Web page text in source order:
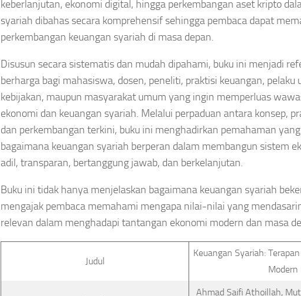
keberlanjutan, ekonomi digital, hingga perkembangan aset kripto
syariah dibahas secara komprehensif sehingga pembaca dapat
perkembangan keuangan syariah di masa depan.
Disusun secara sistematis dan mudah dipahami, buku ini menjadi
berharga bagi mahasiswa, dosen, peneliti, praktisi keuangan, pelaku
kebijakan, maupun masyarakat umum yang ingin memperluas
ekonomi dan keuangan syariah. Melalui perpaduan antara konsep,
dan perkembangan terkini, buku ini menghadirkan pemahaman
bagaimana keuangan syariah berperan dalam membangun sistem
adil, transparan, bertanggung jawab, dan berkelanjutan.
Buku ini tidak hanya menjelaskan bagaimana keuangan syariah
mengajak pembaca memahami mengapa nilai-nilai yang
relevan dalam menghadapi tantangan ekonomi modern dan masa
Judul
Keuangan Syariah:
Modern
Ahmad Saifi Athoillah,